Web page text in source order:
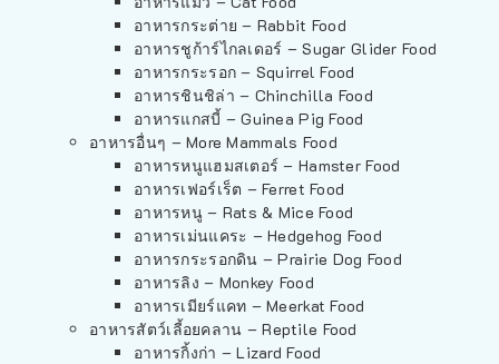
อาหารกระต่าย – Rabbit Food
อาหารชูก้าร์ไกลเดอร์ – Sugar Glider Food
อาหารกระรอก – Squirrel Food
อาหารชินชิล่า – Chinchilla Food
อาหารแกสบี้ – Guinea Pig Food
อาหารอื่นๆ – More Mammals Food
อาหารหนูแฮมสเตอร์ – Hamster Food
อาหารเฟอร์เร็ต – Ferret Food
อาหารหนู – Rats & Mice Food
อาหารเม่นแคระ – Hedgehog Food
อาหารกระรอกดิน – Prairie Dog Food
อาหารลิง – Monkey Food
อาหารเมียร์แคท – Meerkat Food
อาหารสัตว์เลี้อยคลาน – Reptile Food
อาหารกิ้งก่า – Lizard Food